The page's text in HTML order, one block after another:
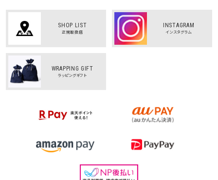
SHOP LIST
正規取扱店
INSTAGRAM
インスタグラム
WRAPPING GIFT
ラッピングギフト